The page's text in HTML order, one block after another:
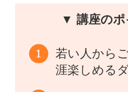
▼ 講座のポ
若い人から
涯楽しめる